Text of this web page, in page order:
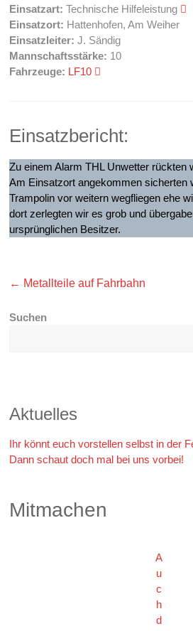
Einsatzart: Technische Hilfeleistung
Einsatzort: Hattenhofen, Am Weiher
Einsatzleiter: J. Sändig
Mannschaftsstärke: 10
Fahrzeuge: LF10
Einsatzbericht:
Zu einem Alarm THL Unwetter rückten
Am Einsatzort angekommen sicherten
Trampolin vor weitern wegfliegen ehe
dort zerlegten wir es grob und
ursprünglichen Besitzer.
← Metallteile auf Fahrbahn
Suchen
Aktuelles
Ihr könnt euch vorstellen selbst in der
Dann schaut doch mal bei uns vorbei!
Mitmachen
A
u
c
h
d